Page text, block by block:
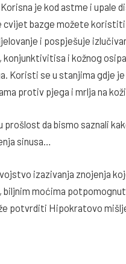
je kod astme i upale
cvijet bazge možete
i pospješuje
konjunktivitisa i kožnog
Koristi se u stanjima gdje
protiv pjega i mrlja na
da bismo saznali
sinusa…
izazivanja znojenja
biljnim moćima
potvrditi Hipokratovo